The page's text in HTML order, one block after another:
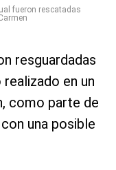
fueron rescatadas
resguardadas
en un
como parte de
una posible